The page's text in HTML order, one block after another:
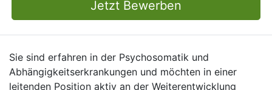
Jetzt Bewerben
Sie sind erfahren in der Psychosomatik und
Abhängigkeitserkrankungen und möchten in einer
leitenden Position aktiv an der Weiterentwicklung